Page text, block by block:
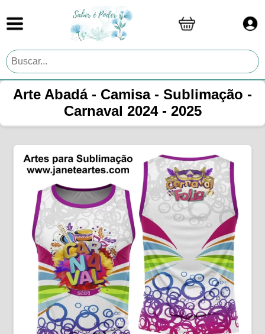
Arte Abadá - Camisa - Sublimação -
Carnaval 2024 - 2025